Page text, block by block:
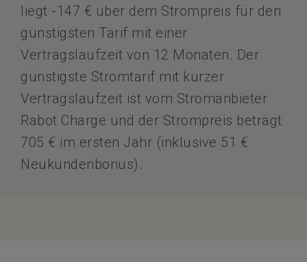
liegt -147 € über dem Strompreis für den
günstigsten Tarif mit einer
Vertragslaufzeit von 12 Monaten. Der
günstigste Stromtarif mit kurzer
Vertragslaufzeit ist vom Stromanbieter
Rabot Charge und der Strompreis beträgt
705 € im ersten Jahr (inklusive 51 €
Neukundenbonus).